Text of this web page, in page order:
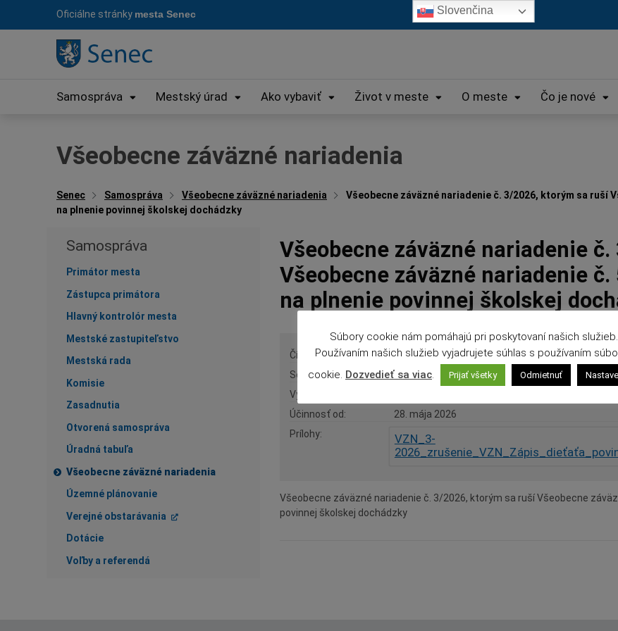
Oficiálne stránky mesta Senec
Samospráva Mestský úrad Ako vybaviť Život v meste O meste Čo je nové
Všeobecne záväzné nariadenia
Senec Samospráva Všeobecne záväzné nariadenia
Všeobecne záväzné nariadenie č. 3/2026, ktorým sa ruší
na plnenie povinnej školskej dochádzky
Samospráva
Primátor mesta
Zástupca primátora
Hlavný kontrolór mesta
Mestské zastupiteľstvo
Mestská rada
Komisie
Zasadnutia
Otvorená samospráva
Úradná tabuľa
Všeobecne záväzné nariadenia
Územné plánovanie
Verejné obstarávania
Dotácie
Voľby a referendá
Všeobecne záväzné nariadenie
Všeobecne záväzné nariadenie
na plnenie povinnej školskej
Číslo
3/2026
Schválené
6. mája 2026
Vyhlásené
Účinnosť od
28. mája 2026
Prílohy
VZN_3-
Všeobecne záväzné nariadenie č. 3/2026, ktorým sa ruší Všeobecne
povinnej školskej dochádzky
Súbory cookie nám pomáhajú pri poskytovaní našich služieb.
Používaním našich služieb vyjadrujete súhlas s používaním
cookie. Dozvedieť sa viac. Prijať všetky Odmietnuť
Slovenčina